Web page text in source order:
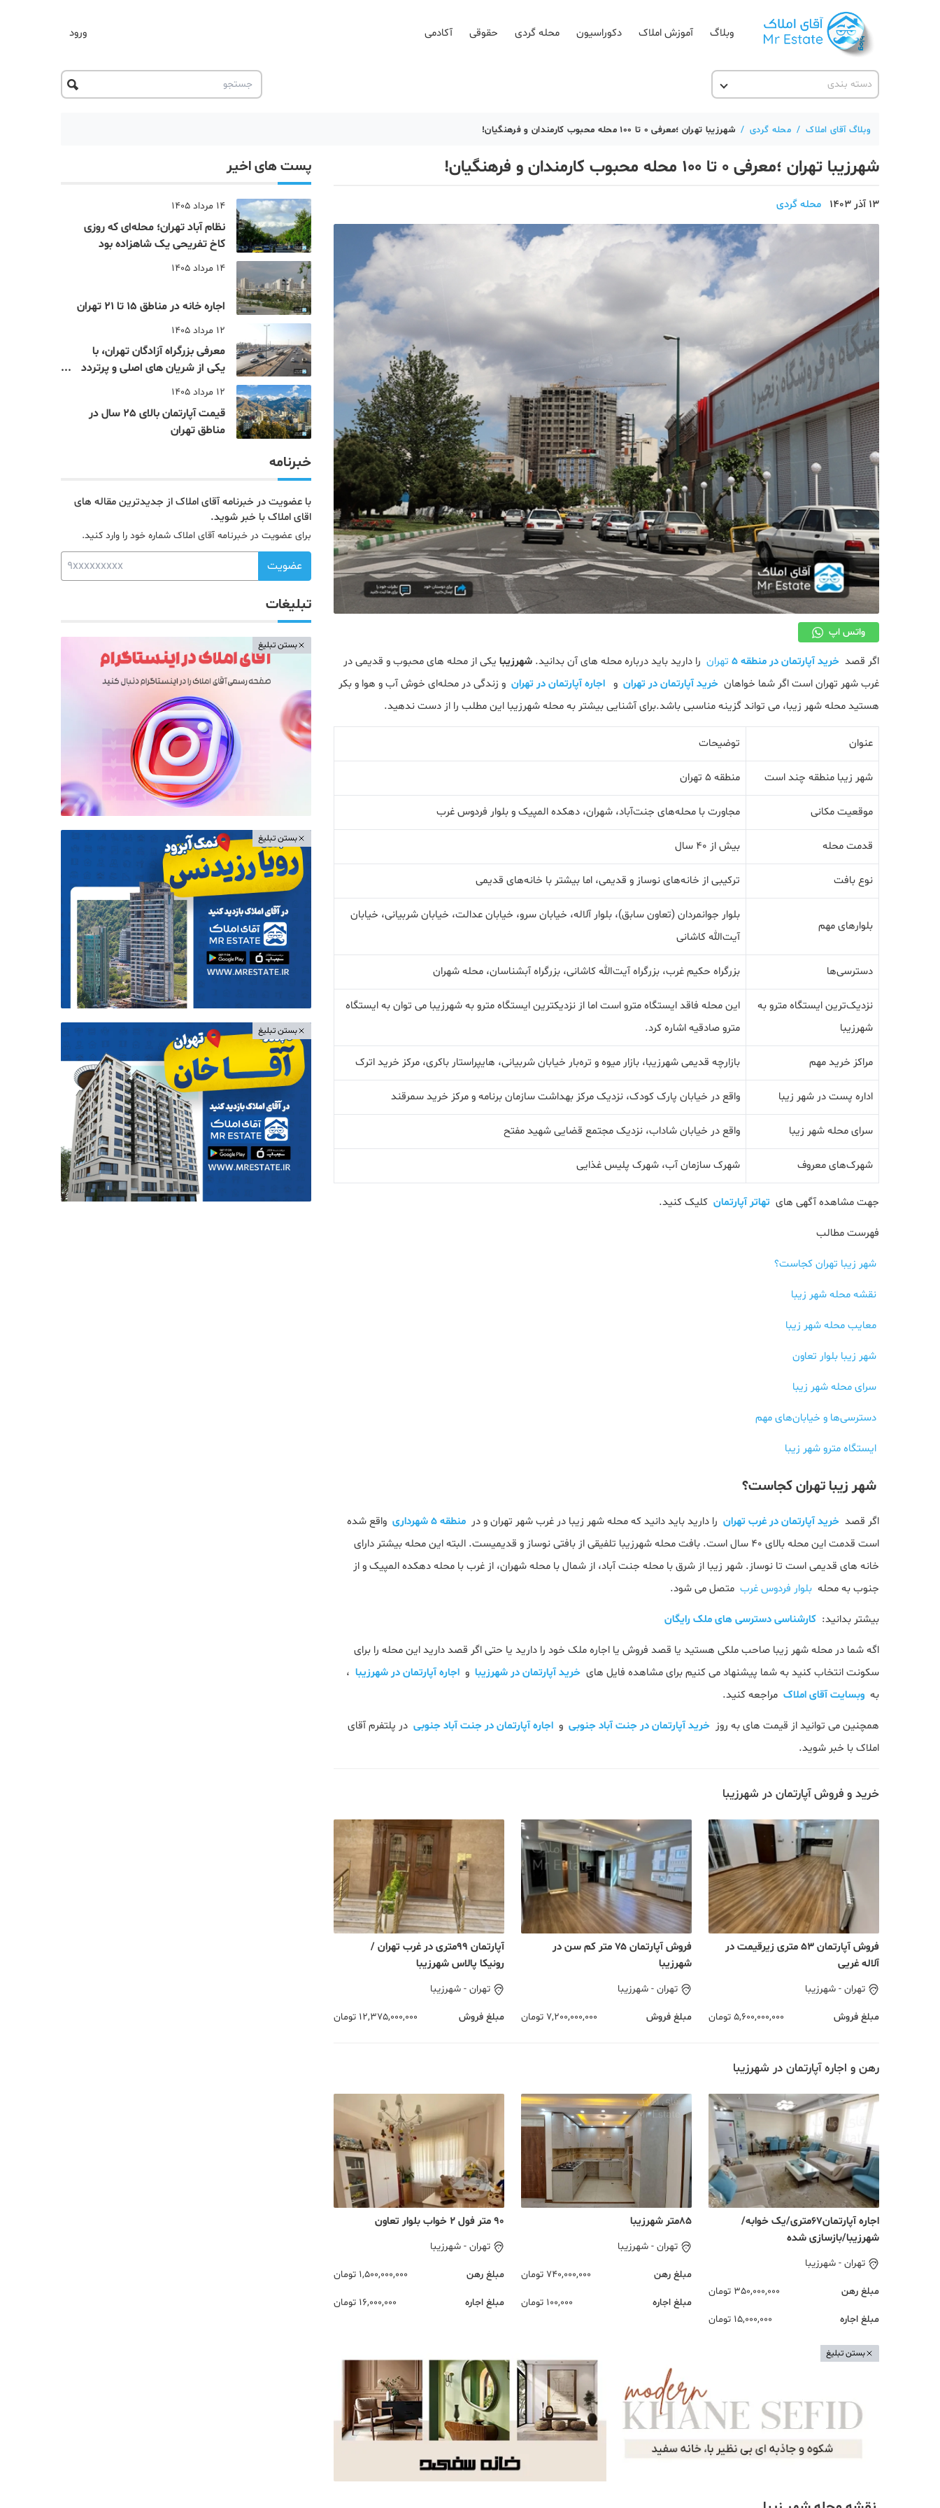
وبلاگ آموزش املاک دکوراسیون محله گردی حقوقی آکادمی ورود
دسته بندی
آقای مشاور املاک
آموزش پلتفرم آقای املاک
اخبار مسکن
تحلیل مسکن
دکوراسیون
صنعت ساختمان
محله گردی
معماری
ملکی
همایش و نمایشگاه
وبلاگ آقای املاک / محله گردی / شهرزیبا تهران ؛معرفی 0 تا 100 محله محبوب کارمندان و فرهنگیان!
شهرزیبا تهران ؛معرفی 0 تا 100 محله محبوب کارمندان و فرهنگیان!
13 آذر 1403 محله گردی
واتس اپ
اگر قصد خرید آپارتمان در منطقه 5 تهران را دارید باید درباره محله های آن بدانید. شهرزیبا یکی از محله های محبوب و قدیمی در
غرب شهر تهران است اگر شما خواهان خرید آپارتمان در تهران و اجاره آپارتمان در تهران و زندگی در محله‌ای خوش آب و هوا و بکر
هستید محله شهر زیبا، می تواند گزینه مناسبی باشد.برای آشنایی بیشتر به محله شهرزیبا این مطلب را از دست ندهید.
عنوان توضیحات
شهر زیبا منطقه چند است منطقه 5 تهران
موقعیت مکانی مجاورت با محله‌های جنت‌آباد، شهران، دهکده المپیک و بلوار فردوس غرب
قدمت محله بیش از 40 سال
نوع بافت ترکیبی از خانه‌های نوساز و قدیمی، اما بیشتر با خانه‌های قدیمی
بلوارهای مهم
بلوار جوانمردان (تعاون سابق)، بلوار آلاله، خیابان سرو، خیابان عدالت، خیابان شربیانی، خیابان
آیت‌الله کاشانی
دسترسی‌ها بزرگراه حکیم غرب، بزرگراه آیت‌الله کاشانی، بزرگراه آبشناسان، محله شهران
نزدیک‌ترین ایستگاه مترو به
شهرزیبا
این محله فاقد ایستگاه مترو است اما از نزدیکترین ایستگاه مترو به شهرزیبا می توان به ایستگاه
مترو صادقیه اشاره کرد.
مراکز خرید مهم بازارچه قدیمی شهرزیبا، بازار میوه و تره‌بار خیابان شربیانی، هایپراستار باکری، مرکز خرید اترک
اداره پست در شهر زیبا واقع در خیابان پارک کودک، نزدیک مرکز بهداشت سازمان برنامه و مرکز خرید سمرقند
سرای محله شهر زیبا واقع در خیابان شاداب، نزدیک مجتمع قضایی شهید مفتح
شهرک‌های معروف شهرک سازمان آب، شهرک پلیس غذایی
جهت مشاهده آگهی های تهاتر آپارتمان کلیک کنید.
فهرست مطالب
شهر زیبا تهران کجاست؟
نقشه محله شهر زیبا
معایب محله شهر زیبا
شهر زیبا بلوار تعاون
سرای محله شهر زیبا
دسترسی‌ها و خیابان‌های مهم
ایستگاه مترو شهر زیبا
شهر زیبا تهران کجاست؟
اگر قصد خرید آپارتمان در غرب تهران را دارید باید دانید که محله شهر زیبا در غرب شهر تهران و در منطقه ۵ شهرداری
واقع شده
است قدمت این محله بالای ۴۰ سال است. بافت محله شهرزیبا تلفیقی از بافتی نوساز و قدیمیست. البته این محله بیشتر دارای
خانه های قدیمی است تا نوساز. شهر زیبا از شرق با محله جنت آباد، از شمال با محله شهران، از غرب با محله دهکده المپیک و از
جنوب به محله بلوار فردوس غرب متصل می شود.
بیشتر بدانید: کارشناسی دسترسی های ملک رایگان
اگه شما در محله شهر زیبا صاحب ملکی هستید یا قصد فروش یا اجاره ملک خود را دارید یا حتی اگر قصد دارید این محله را برای
سکونت انتخاب کنید به شما پیشنهاد می کنیم برای مشاهده فایل های خرید آپارتمان در شهرزیبا و اجاره آپارتمان در شهرزیبا ،
به وبسایت آقای املاک مراجعه کنید.
همچنین می توانید از قیمت های به روز خرید آپارتمان در جنت آباد جنوبی و اجاره آپارتمان در جنت آباد جنوبی در پلتفرم آقای
املاک با خبر شوید.
خرید و فروش آپارتمان در شهرزیبا
فروش آپارتمان ۵۳ متری زیرقیمت در
آلاله غریی
تهران - شهرزیبا
مبلغ فروش 5,600,000,000تومان
فروش آپارتمان ۷۵ متر کم سن در
شهرزیبا
تهران - شهرزیبا
مبلغ فروش 7,200,000,000 تومان
آپارتمان 99متری در غرب تهران /
رونیکا پالاس شهرزیبا
تهران - شهرزیبا
مبلغ فروش 12,375,000,000 تومان
رهن و اجاره آپارتمان در شهرزیبا
اجاره آپارتمان۶۷متری/یک خوابه/
شهرزیبا/بازسازی شده
تهران - شهرزیبا
مبلغ رهن 350,000,000 تومان
مبلغ اجاره 15,000,000 تومان
85متر شهرزیبا
تهران - شهرزیبا
مبلغ رهن 740,000,000 تومان
مبلغ اجاره 100,000 تومان
90 متر فول 2 خواب بلوار تعاون
تهران - شهرزیبا
مبلغ رهن 1,500,000,000 تومان
مبلغ اجاره 16,000,000 تومان
بستن تبلیغ
پست های اخیر
14 مرداد 1405
نظام‌ آباد تهران؛ محله‌ای که روزی
کاخ تفریحی یک شاهزاده بود
14 مرداد 1405
اجاره خانه در مناطق 15 تا 21 تهران
12 مرداد 1405
معرفی بزرگراه آزادگان تهران، با
یکی از شریان های اصلی و پرتردد
جنوب پایتخت آشنا شوید
12 مرداد 1405
قیمت آپارتمان بالای 25 سال در
مناطق تهران
خبرنامه
با عضویت در خبرنامه آقای املاک از جدیدترین مقاله های
اقای املاک با خبر شوید.
برای عضویت در خبرنامه آقای املاک شماره خود را وارد کنید.
عضویت
تبلیغات
بستن تبلیغ
بستن تبلیغ
بستن تبلیغ